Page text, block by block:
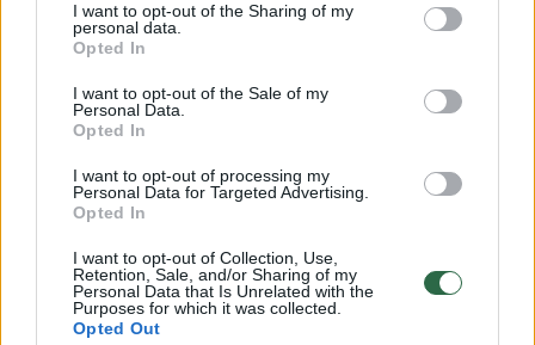
I want to opt-out of the Sharing of my
personal data.
Opted In
I want to opt-out of the Sale of my
Personal Data.
Opted In
I want to opt-out of processing my
Personal Data for Targeted Advertising.
Opted In
I want to opt-out of Collection, Use,
Retention, Sale, and/or Sharing of my
Personal Data that Is Unrelated with the
Purposes for which it was collected.
Opted Out
Komentuoti po šiuo straipsniu
Komentuoti gali tik Lrytas registruoti vartotojai.
Prisijunkite prie registruotų vartotojų
bendruomenės ir bendraukite komentaruose!
Rodyti komentarus